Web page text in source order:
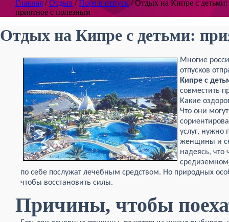
Главная /Отдых /Пора в отпуск /Отдых на Кипре с детьми:
приятное с полезным
Отдых на Кипре с детьми:
Многие
отпусков
Кипре с
совместить
Какие
Что они
услуг, нужно
женщины и
надеясь, что
по себе послужат лечебным средством. Но природных
чтобы восстановить силы.
Причины, чтобы